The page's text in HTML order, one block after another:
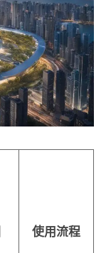
使用流程